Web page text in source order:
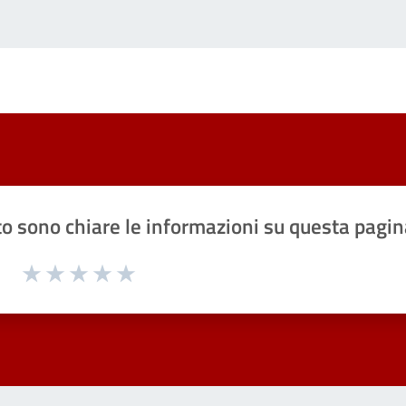
sono chiare le informazioni su questa
1 a 5 stelle la pagina